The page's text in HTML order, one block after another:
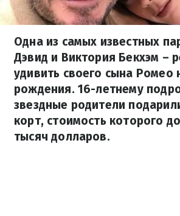
Одна из самых известных
Дэвид и Виктория Бекхэм –
удивить своего сына Ромео
рождения. 16-летнему
звездные родители
корт, стоимость которого
тысяч долларов.